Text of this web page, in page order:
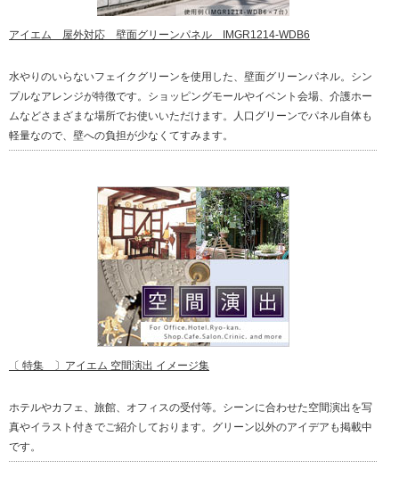
アイエム 屋外対応 壁面グリーンパネル IMGR1214-WDB6
水やりのいらないフェイクグリーンを使用した、壁面グリーンパネル。シン
プルなアレンジが特徴です。ショッピングモールやイベント会場、介護ホー
ムなどさまざまな場所でお使いいただけます。人口グリーンでパネル自体も
軽量なので、壁への負担が少なくてすみます。
〔 特集 〕アイエム 空間演出 イメージ集
ホテルやカフェ、旅館、オフィスの受付等。シーンに合わせた空間演出を写
真やイラスト付きでご紹介しております。グリーン以外のアイデアも掲載中
です。